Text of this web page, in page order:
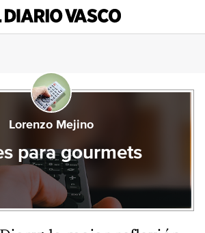
Lorenzo Mejino
para gourmets